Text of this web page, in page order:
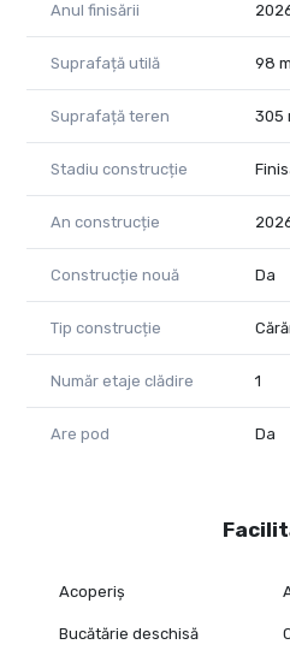
Anul finisării
Suprafață utilă 98
Suprafață teren 305
Stadiu construcție
An construcție
Construcție nouă Da
Tip construcție
Număr etaje clădire 1
Are pod Da
Acoperiș
Bucătărie deschisă